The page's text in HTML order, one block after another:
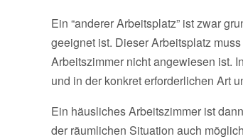
Ein “anderer Arbeitsplatz” ist zwar
geeignet ist. Dieser Arbeitsplatz
Arbeitszimmer nicht angewiesen ist.
und in der konkret erforderlichen Art
Ein häusliches Arbeitszimmer ist
der räumlichen Situation auch